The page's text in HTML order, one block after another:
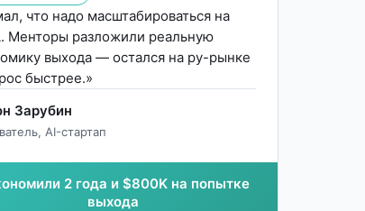
что надо масштабироваться на
Менторы разложили реальную
выхода — остался на ру-рынке
быстрее.»
Зарубин
AI-стартап
2 года и $800K на попытке
выхода